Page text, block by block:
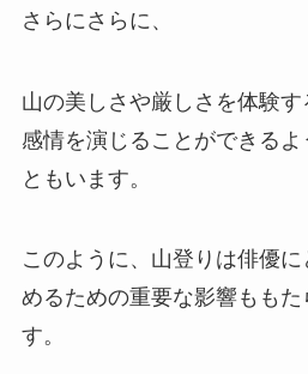
さらにさらに、
山の美しさや厳しさを体験
感情を演じることができる
ともいます。
このように、山登りは俳優
めるための重要な影響ももた
す。